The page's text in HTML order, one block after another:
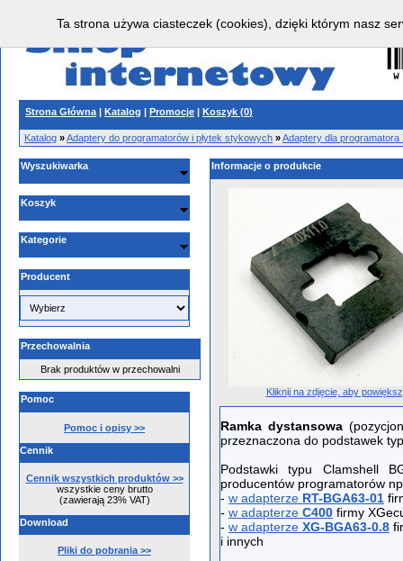
Strona Główna | Katalog | Promocje | Koszyk (0)
Katalog »Adaptery do programatorów i płytek stykowych »Adaptery dla programatora
Wyszukiwarka
Koszyk
Kategorie
Producent
Przechowalnia
Brak produktów w przechowalni
Pomoc
Pomoc i opisy >>
Cennik
Cennik wszystkich produktów >>
wszystkie ceny brutto
(zawierają 23% VAT)
Download
Pliki do pobrania >>
Informacje o produkcie
Kliknij na zdjęcie, aby
Ramka dystansowa
przeznaczona do podstawek
Podstawki typu Clamshell
producentów programatorów
- w adapterze RT-BGA63-01
- w adapterze C400 firmy
- w adapterze XG-BGA63-0.8
i innych
Ta strona używa ciasteczek (cookies), dzięki którym nasz